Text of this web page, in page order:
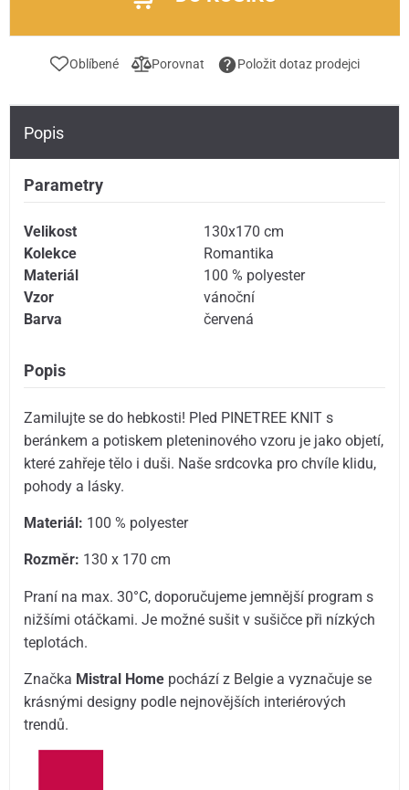
Oblíbené Porovnat Položit dotaz prodejci
Popis
Parametry
Velikost
130x170 cm
Kolekce
Romantika
Materiál
100 % polyester
Vzor
vánoční
Barva
červená
Popis
Zamilujte se do hebkosti! Pled PINETREE KNIT s
beránkem a potiskem pleteninového vzoru je jako objetí,
které zahřeje tělo i duši. Naše srdcovka pro chvíle klidu,
pohody a lásky.
Materiál: 100 % polyester
Rozměr: 130 x 170 cm
Praní na max. 30°C, doporučujeme jemnější program s
nižšími otáčkami. Je možné sušit v sušičce při nízkých
teplotách.
Značka Mistral Home pochází z Belgie a vyznačuje se
krásnými designy podle nejnovějších interiérových
trendů.